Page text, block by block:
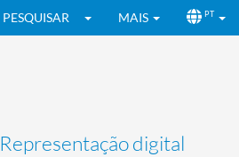
PESQUISAR MAIS PT
Representação digital